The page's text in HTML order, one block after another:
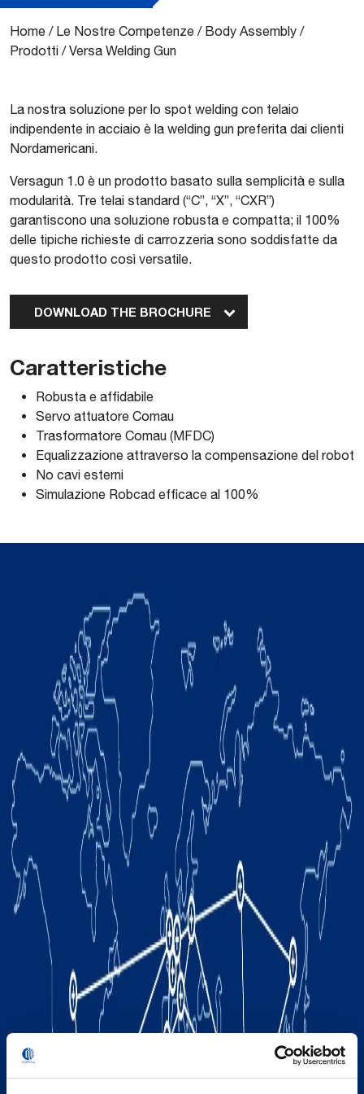
Home / Le Nostre Competenze / Body Assembly /
Prodotti /Versa Welding Gun
La nostra soluzione per lo spot welding con telaio
indipendente in acciaio è la welding gun preferita dai clienti
Nordamericani.
Versagun 1.0 è un prodotto basato sulla semplicità e sulla
modularità. Tre telai standard (“C”, “X”, “CXR”)
garantiscono una soluzione robusta e compatta; il 100%
delle tipiche richieste di carrozzeria sono soddisfatte da
questo prodotto così versatile.
DOWNLOAD THE BROCHURE
Caratteristiche
Robusta e affidabile
Servo attuatore Comau
Trasformatore Comau (MFDC)
Equalizzazione attraverso la compensazione del robot
No cavi esterni
Simulazione Robcad efficace al 100%